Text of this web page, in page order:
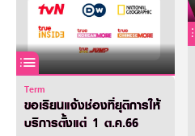
Term
ขอเรียนแจ้งช่องที่ยุติการให้
บริการตั้งแต่ 1 ต.ค.66